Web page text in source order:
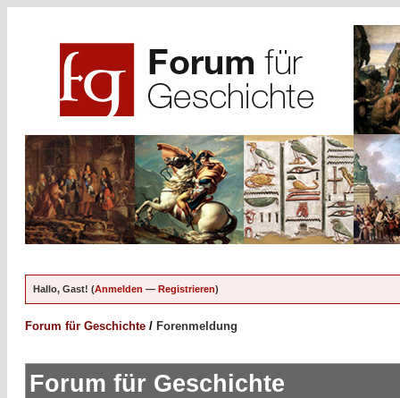
Hallo, Gast! (Anmelden — Registrieren)
Forum für Geschichte / Forenmeldung
Forum für Geschichte